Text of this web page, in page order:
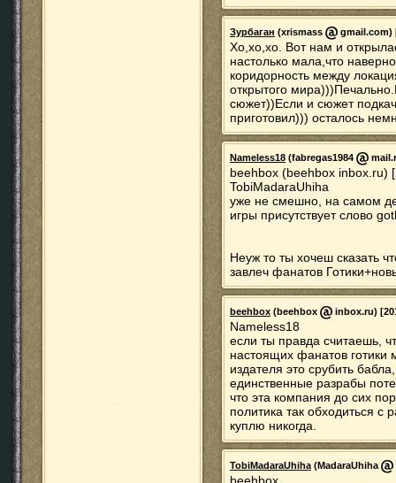
Зурбаган (xrismass gmail.com)
Хо,хо,хо. Вот нам и
настолько мала,что
коридорность между
открытого
сюжет))Если и сюжет
приготовил))) осталось
Nameless18 (fabregas1984
beehbox (beehbox inbox.ru)
TobiMadaraUhiha
уже не смешно, на самом
игры присутствует слово
Неуж то ты хочеш сказать
завлеч фанатов
beehbox (beehbox inbox.ru)
Nameless18
если ты правда считаешь,
настоящих фанатов готики
издателя это срубить
единственные разрабы
что эта компания до сих
политика так обходиться с
куплю никогда.
TobiMadaraUhiha(MadaraUhiha